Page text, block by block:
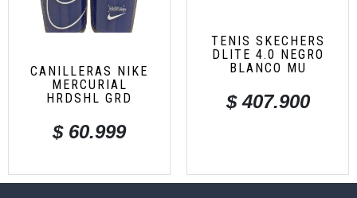
CANILLERAS NIKE
MERCURIAL
HRDSHL GRD
$60.999
TENIS SKECHERS
DLITE 4.0 NEGRO
BLANCO MU
$407.900